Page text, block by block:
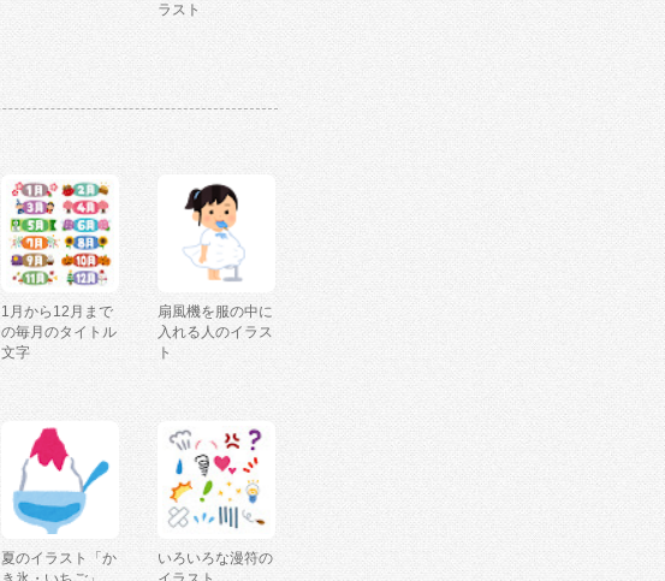
ラスト
1月から12月まで
の毎月のタイトル
文字
扇風機を服の中に
入れる人のイラス
ト
夏のイラスト「か
いろいろな漫符の